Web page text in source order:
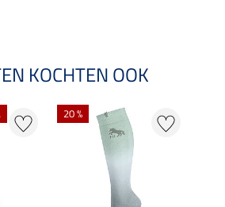
KOCHTEN OOK
20 %